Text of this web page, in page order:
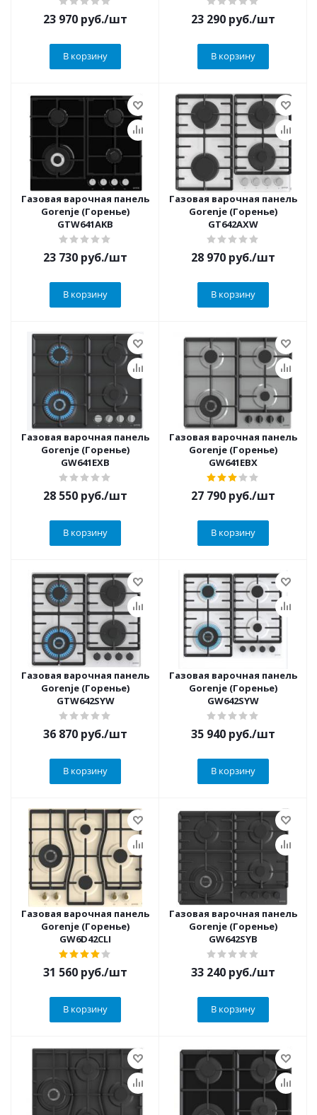
23 970 руб./шт
В корзину
23 290 руб./шт
В корзину
Газовая варочная панель
Gorenje (Горенье)
GTW641AKB
23 730 руб./шт
В корзину
Газовая варочная панель
Gorenje (Горенье)
GT642AXW
28 970 руб./шт
В корзину
Газовая варочная панель
Gorenje (Горенье)
GW641EXB
28 550 руб./шт
В корзину
Газовая варочная панель
Gorenje (Горенье)
GW641EBX
27 790 руб./шт
В корзину
Газовая варочная панель
Gorenje (Горенье)
GTW642SYW
36 870 руб./шт
В корзину
Газовая варочная панель
Gorenje (Горенье)
GW642SYW
35 940 руб./шт
В корзину
Газовая варочная панель
Gorenje (Горенье)
GW6D42CLI
31 560 руб./шт
В корзину
Газовая варочная панель
Gorenje (Горенье)
GW642SYB
33 240 руб./шт
В корзину